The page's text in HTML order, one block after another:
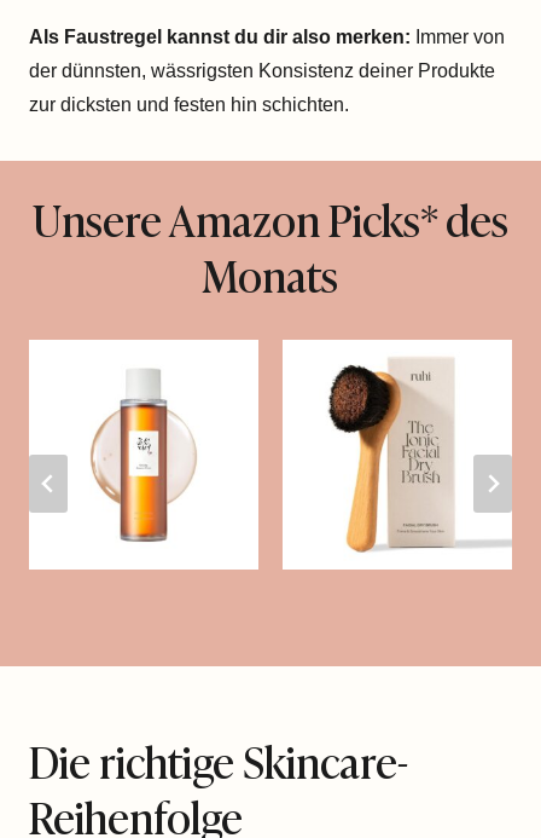
Als Faustregel kannst du dir also merken: Immer von
der dünnsten, wässrigsten Konsistenz deiner Produkte
zur dicksten und festen hin schichten.
Unsere Amazon Picks* des
Monats
Die richtige Skincare-
Reihenfolge